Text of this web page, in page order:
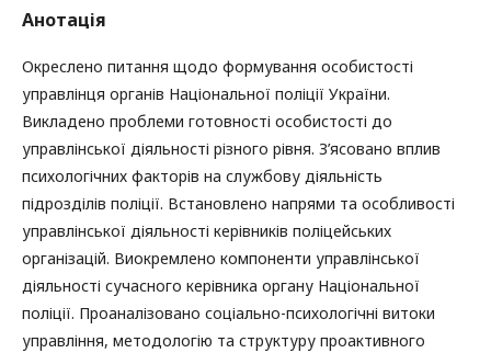
Анотація
Окреслено питання щодо формування особистості
управлінця органів Національної поліції України.
Викладено проблеми готовності особистості до
управлінської діяльності різного рівня. З’ясовано вплив
психологічних факторів на службову діяльність
підрозділів поліції. Встановлено напрями та особливості
управлінської діяльності керівників поліцейських
організацій. Виокремлено компоненти управлінської
діяльності сучасного керівника органу Національної
поліції. Проаналізовано соціально-психологічні витоки
управління, методологію та структуру проактивного